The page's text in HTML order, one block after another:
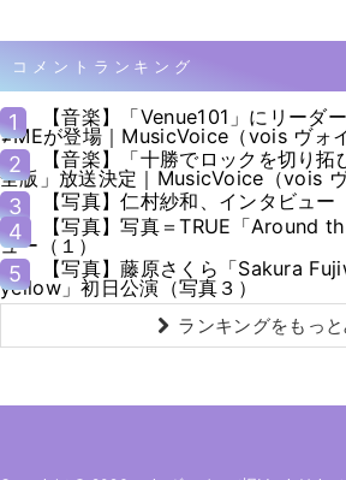
コメントランキング
1
【音楽】「Venue101」にリーダ
≠MEが登場｜MusicVoice（vois ヴォイ
2
【音楽】「十勝でロックを切り
全版」放送決定｜MusicVoice（vois ヴ
3
【写真】仁村紗和、インタビュー
4
【写真】写真＝TRUE「Around
ュー（１）
5
【写真】藤原さくら「Sakura
yellow」初日公演（写真３）
ランキングをもっ